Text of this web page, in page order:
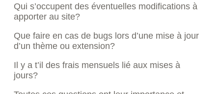
Qui s’occupent des éventuelles modifications à
apporter au site?
Que faire en cas de bugs lors d’une mise à jour
d’un thème ou extension?
Il y a t’il des frais mensuels lié aux mises à
jours?